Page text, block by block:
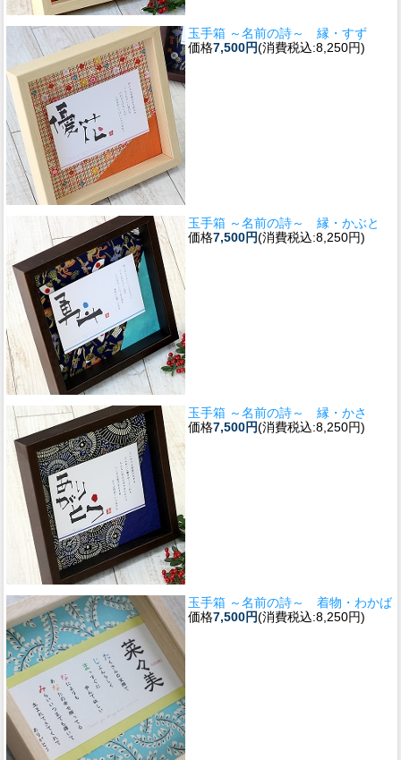
玉手箱 ～名前の詩～ 縁・すず
価格7,500円(消費税込:8,250円)
玉手箱 ～名前の詩～ 縁・かぶと
価格7,500円(消費税込:8,250円)
玉手箱 ～名前の詩～ 縁・かさ
価格7,500円(消費税込:8,250円)
玉手箱 ～名前の詩～ 着物・わかば
価格7,500円(消費税込:8,250円)